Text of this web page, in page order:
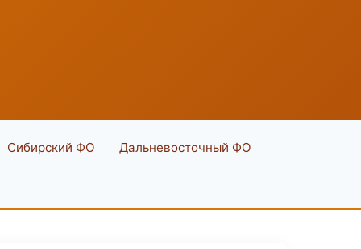
Сибирский ФО Дальневосточный ФО